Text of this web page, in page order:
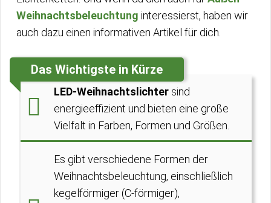
Weihnachtsbeleuchtung interessierst, haben wir
auch dazu einen informativen Artikel für dich.
Das Wichtigste in Kürze
LED-Weihnachtslichter sind
energieeffizient und bieten eine große
Vielfalt in Farben, Formen und Größen.
Es gibt verschiedene Formen der
Weihnachtsbeleuchtung, einschließlich
kegelförmiger (C-förmiger),